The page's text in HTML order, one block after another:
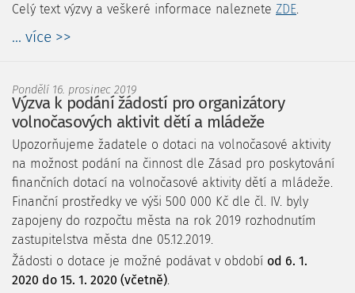
Celý text výzvy a veškeré informace naleznete ZDE
... více >>
Pondělí 16. prosinec 2019
Výzva k podání žádostí pro organizátory
volnočasových aktivit dětí a mládeže
Upozorňujeme žadatele o dotaci na volnočasové aktivity
na možnost podání na činnost dle Zásad pro poskytování
finančních dotací na volnočasové aktivity dětí a mládeže.
Finanční prostředky ve výši 500 000 Kč dle čl. IV. byly
zapojeny do rozpočtu města na rok 2019 rozhodnutím
zastupitelstva města dne 05.12.2019.
Žádosti o dotace je možné podávat v období od 6. 1.
2020 do 15. 1. 2020 (včetně).